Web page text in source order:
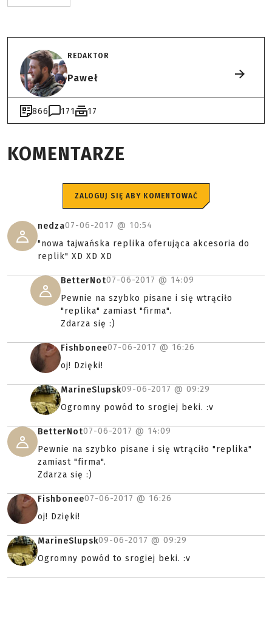
REDAKTOR
Paweł
866 171 17
KOMENTARZE
ZALOGUJ SIĘ ABY KOMENTOWAĆ
nedza07-06-2017 @ 10:54
"nowa tajwańska replika oferująca akcesoria do
replik" XD XD XD
BetterNot07-06-2017 @ 14:09
Pewnie na szybko pisane i się wtrąciło
"replika" zamiast "firma".
Zdarza się :)
Fishbonee07-06-2017 @ 16:26
oj! Dzięki!
MarineSlupsk09-06-2017 @ 09:29
Ogromny powód to srogiej beki. :v
BetterNot07-06-2017 @ 14:09
Pewnie na szybko pisane i się wtrąciło "replika"
zamiast "firma".
Zdarza się :)
Fishbonee07-06-2017 @ 16:26
oj! Dzięki!
MarineSlupsk09-06-2017 @ 09:29
Ogromny powód to srogiej beki. :v